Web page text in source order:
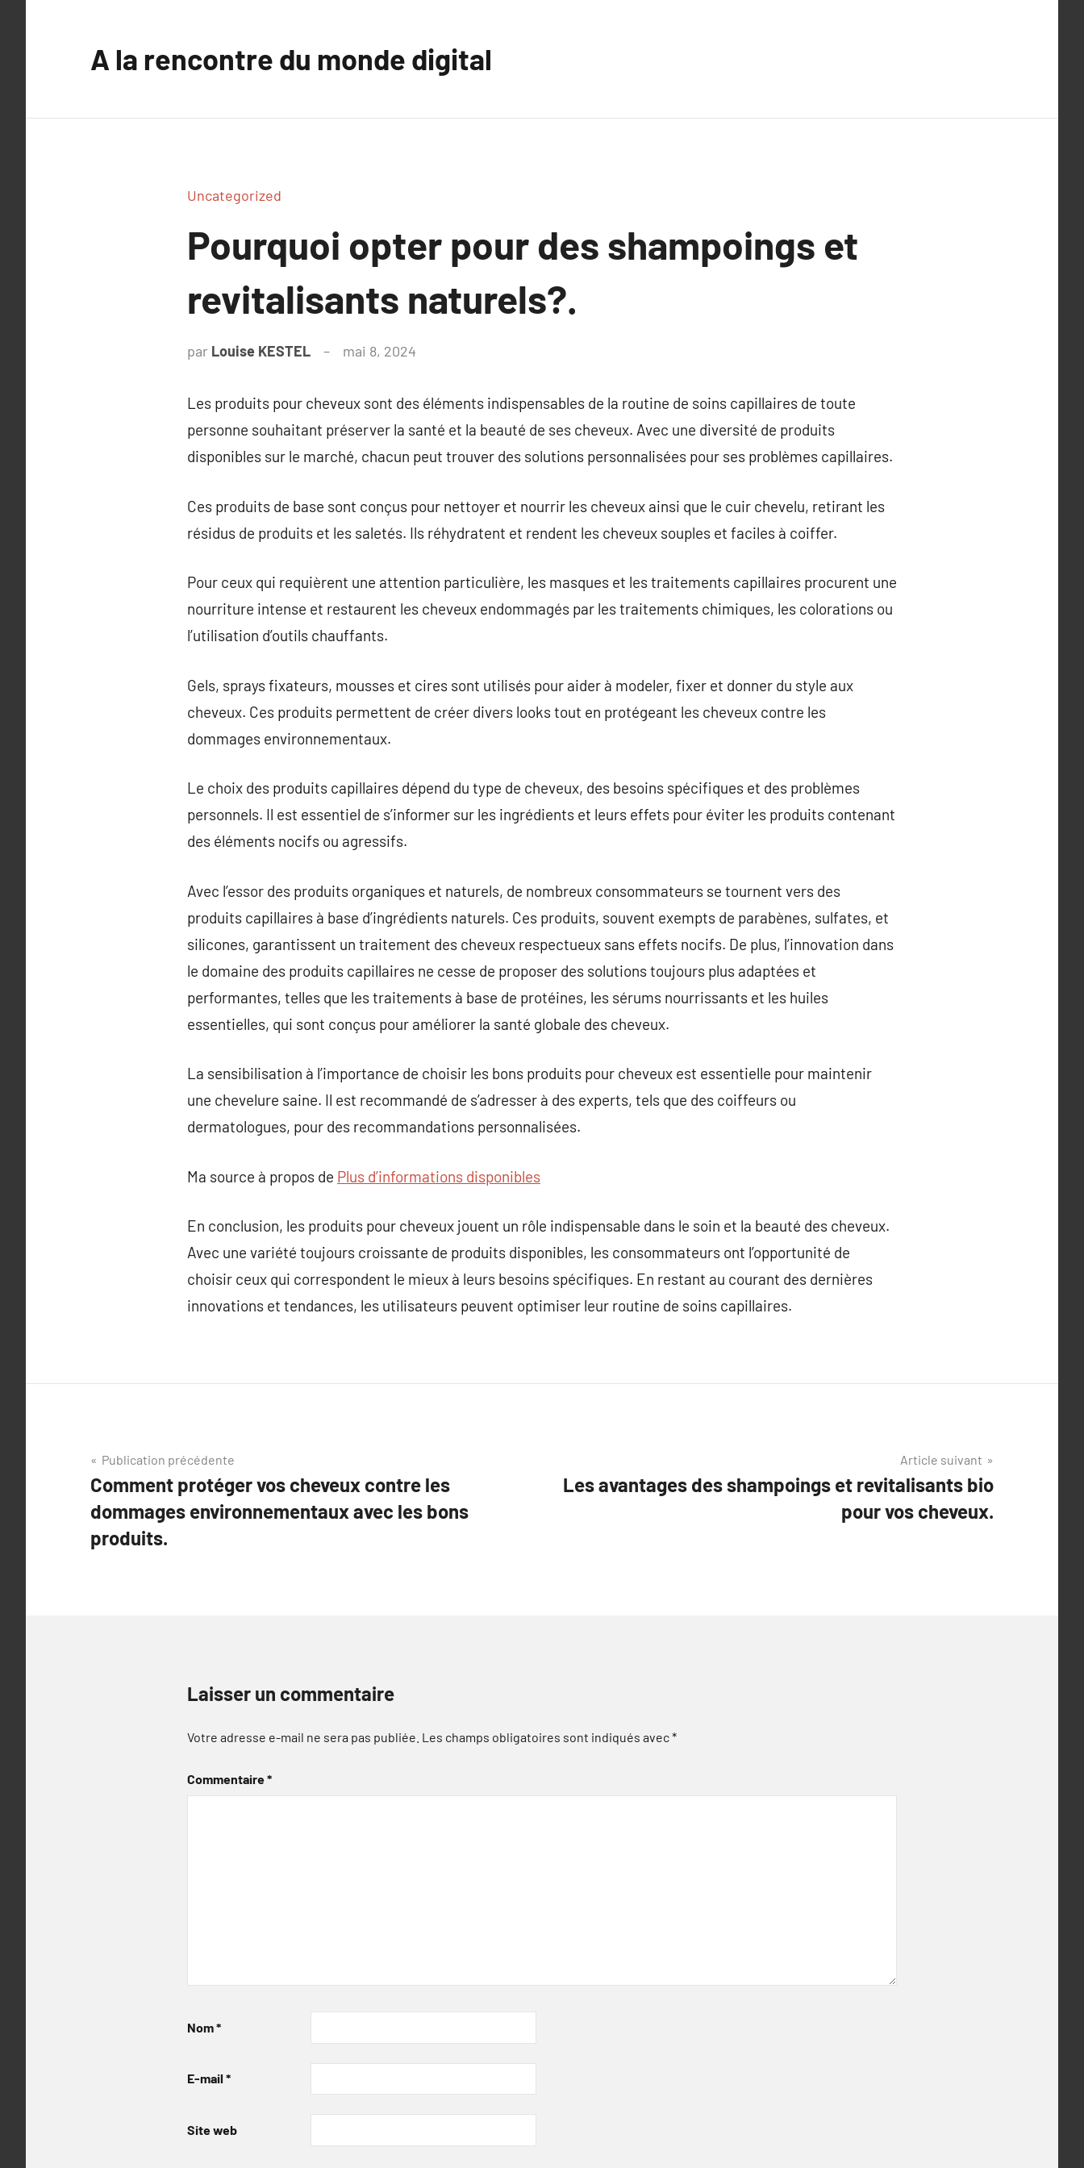
A la rencontre du monde digital
Uncategorized
Pourquoi opter pour des shampoings et
revitalisants naturels?.
par Louise KESTEL mai 8, 2024
Les produits pour cheveux sont des éléments indispensables de la routine de soins capillaires de toute
personne souhaitant préserver la santé et la beauté de ses cheveux. Avec une diversité de produits
disponibles sur le marché, chacun peut trouver des solutions personnalisées pour ses problèmes capillaires.
Ces produits de base sont conçus pour nettoyer et nourrir les cheveux ainsi que le cuir chevelu, retirant les
résidus de produits et les saletés. Ils réhydratent et rendent les cheveux souples et faciles à coiffer.
Pour ceux qui requièrent une attention particulière, les masques et les traitements capillaires procurent une
nourriture intense et restaurent les cheveux endommagés par les traitements chimiques, les colorations ou
l’utilisation d’outils chauffants.
Gels, sprays fixateurs, mousses et cires sont utilisés pour aider à modeler, fixer et donner du style aux
cheveux. Ces produits permettent de créer divers looks tout en protégeant les cheveux contre les
dommages environnementaux.
Le choix des produits capillaires dépend du type de cheveux, des besoins spécifiques et des problèmes
personnels. Il est essentiel de s’informer sur les ingrédients et leurs effets pour éviter les produits contenant
des éléments nocifs ou agressifs.
Avec l’essor des produits organiques et naturels, de nombreux consommateurs se tournent vers des
produits capillaires à base d’ingrédients naturels. Ces produits, souvent exempts de parabènes, sulfates, et
silicones, garantissent un traitement des cheveux respectueux sans effets nocifs. De plus, l’innovation dans
le domaine des produits capillaires ne cesse de proposer des solutions toujours plus adaptées et
performantes, telles que les traitements à base de protéines, les sérums nourrissants et les huiles
essentielles, qui sont conçus pour améliorer la santé globale des cheveux.
La sensibilisation à l’importance de choisir les bons produits pour cheveux est essentielle pour maintenir
une chevelure saine. Il est recommandé de s’adresser à des experts, tels que des coiffeurs ou
dermatologues, pour des recommandations personnalisées.
Ma source à propos de Plus d’informations disponibles
En conclusion, les produits pour cheveux jouent un rôle indispensable dans le soin et la beauté des cheveux.
Avec une variété toujours croissante de produits disponibles, les consommateurs ont l’opportunité de
choisir ceux qui correspondent le mieux à leurs besoins spécifiques. En restant au courant des dernières
innovations et tendances, les utilisateurs peuvent optimiser leur routine de soins capillaires.
Navigation
de
l’article
Publication précédente
Comment protéger vos cheveux contre les
dommages environnementaux avec les bons
produits.
Article suivant
Les avantages des shampoings et revitalisants bio
pour vos cheveux.
Laisser un commentaire
Votre adresse e-mail ne sera pas publiée. Les champs obligatoires sont indiqués avec*
Commentaire*
Nom*
E-mail *
Site web